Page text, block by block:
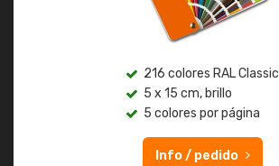
216 colores RAL Classic
5 x 15 cm, brillo
5 colores por página
Info / pedido